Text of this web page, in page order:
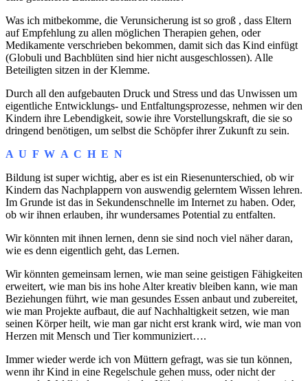
Was ich mitbekomme, die Verunsicherung ist so groß , dass Eltern
auf Empfehlung zu allen möglichen Therapien gehen, oder
Medikamente verschrieben bekommen, damit sich das Kind einfügt
(Globuli und Bachblüten sind hier nicht ausgeschlossen). Alle
Beteiligten sitzen in der Klemme.
Durch all den aufgebauten Druck und Stress und das Unwissen um
eigentliche Entwicklungs- und Entfaltungsprozesse, nehmen wir den
Kindern ihre Lebendigkeit, sowie ihre Vorstellungskraft, die sie so
dringend benötigen, um selbst die Schöpfer ihrer Zukunft zu sein.
A U F W A C H E N
Bildung ist super wichtig, aber es ist ein Riesenunterschied, ob wir
Kindern das Nachplappern von auswendig gelerntem Wissen lehren.
Im Grunde ist das in Sekundenschnelle im Internet zu haben. Oder,
ob wir ihnen erlauben, ihr wundersames Potential zu entfalten.
Wir könnten mit ihnen lernen, denn sie sind noch viel näher daran,
wie es denn eigentlich geht, das Lernen.
Wir könnten gemeinsam lernen, wie man seine geistigen Fähigkeiten
erweitert, wie man bis ins hohe Alter kreativ bleiben kann, wie man
Beziehungen führt, wie man gesundes Essen anbaut und zubereitet,
wie man Projekte aufbaut, die auf Nachhaltigkeit setzen, wie man
seinen Körper heilt, wie man gar nicht erst krank wird, wie man von
Herzen mit Mensch und Tier kommuniziert….
Immer wieder werde ich von Müttern gefragt, was sie tun können,
wenn ihr Kind in eine Regelschule gehen muss, oder nicht der